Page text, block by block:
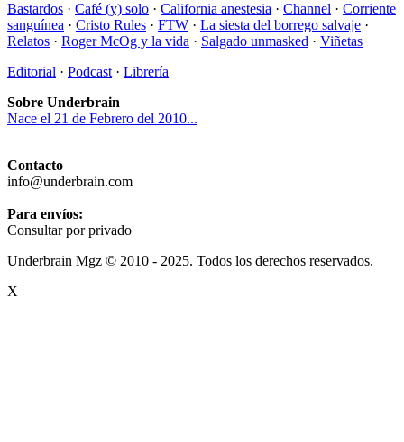
Bastardos · Café (y) solo · California anestesia · Channel · Corriente
sanguínea · Cristo Rules · FTW · La siesta del borrego salvaje ·
Relatos · Roger McOg y la vida · Salgado unmasked · Viñetas
Editorial · Podcast · Librería
Sobre Underbrain
Nace el 21 de Febrero del 2010...
Contacto
info@underbrain.com
Para envíos:
Consultar por privado
Underbrain Mgz © 2010 - 2025. Todos los derechos reservados.
X